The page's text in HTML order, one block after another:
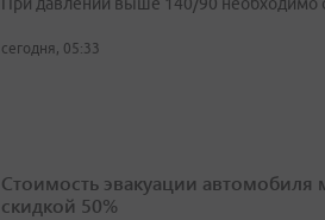
При давлении выше 140/90 необходимо
сегодня, 05:33
Стоимость эвакуации автомобиля
скидкой 50%